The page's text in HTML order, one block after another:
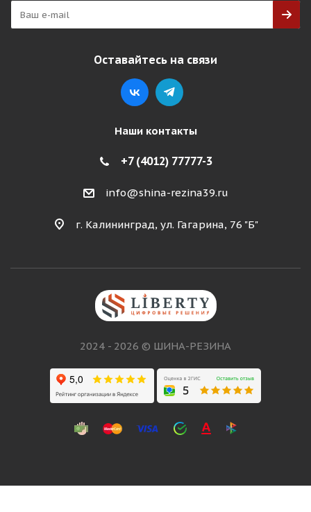
Оставайтесь на связи
Наши контакты
+7 (4012) 77777-3
info@shina-rezina39.ru
г. Калининград, ул. Гагарина, 76 "Б"
2024 - 2026 © ШИНА-РЕЗИНА